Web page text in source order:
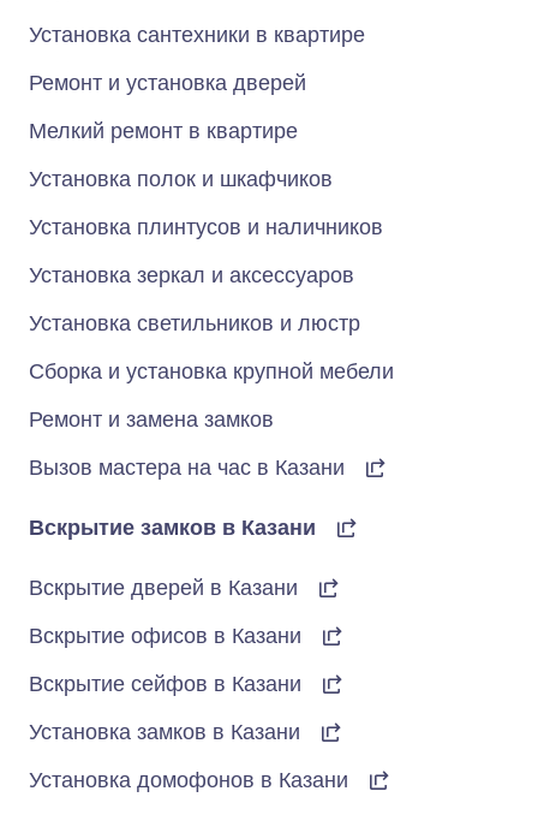
Установка сантехники в квартире
Ремонт и установка дверей
Мелкий ремонт в квартире
Установка полок и шкафчиков
Установка плинтусов и наличников
Установка зеркал и аксессуаров
Установка светильников и люстр
Сборка и установка крупной мебели
Ремонт и замена замков
Вызов мастера на час в Казани
Вскрытие замков в Казани
Вскрытие дверей в Казани
Вскрытие офисов в Казани
Вскрытие сейфов в Казани
Установка замков в Казани
Установка домофонов в Казани